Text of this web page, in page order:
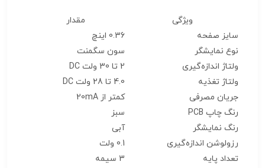
ویژگی
مقدار
سایز صفحه
0.36 اینچ
نوع نمایشگر
سون سگمنت
ولتاژ اندازه‌گیری
2 تا 30 ولت DC
ولتاژ تغذیه
4.0 تا 28 ولت DC
جریان مصرفی
کمتر از 20mA
رنگ چاپ PCB
سبز
رنگ نمایشگر
آبی
رزولوشن اندازه‌گیری
0.1 ولت
تعداد پایه
3 سیمه